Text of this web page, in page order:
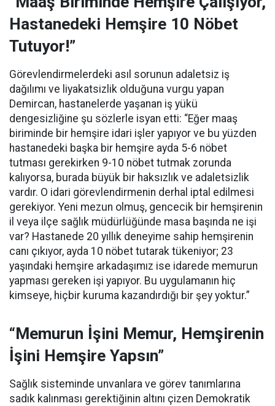
Hastanedeki Hemşire 10 Nöbet
Tutuyor!”
Görevlendirmelerdeki asıl sorunun adaletsiz iş
dağılımı ve liyakatsizlik olduğuna vurgu yapan
Demircan, hastanelerde yaşanan iş yükü
dengesizliğine şu sözlerle isyan etti: “Eğer maaş
biriminde bir hemşire idari işler yapıyor ve bu yüzden
hastanedeki başka bir hemşire ayda 5-6 nöbet
tutması gerekirken 9-10 nöbet tutmak zorunda
kalıyorsa, burada büyük bir haksızlık ve adaletsizlik
vardır. O idari görevlendirmenin derhal iptal edilmesi
gerekiyor. Yeni mezun olmuş, gencecik bir hemşirenin
il veya ilçe sağlık müdürlüğünde masa başında ne işi
var? Hastanede 20 yıllık deneyime sahip hemşirenin
canı çıkıyor, ayda 10 nöbet tutarak tükeniyor; 23
yaşındaki hemşire arkadaşımız ise idarede memurun
yapması gereken işi yapıyor. Bu uygulamanın hiç
kimseye, hiçbir kuruma kazandırdığı bir şey yoktur.”
“Memurun İşini Memur, Hemşirenin
İşini Hemşire Yapsın”
Sağlık sisteminde unvanlara ve görev tanımlarına
sadık kalınması gerektiğinin altını çizen Demokratik